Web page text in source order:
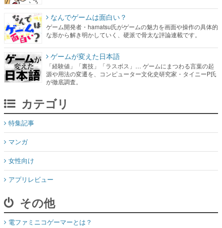
なんでゲームは面白い？
ゲーム開発者・hamatsu氏がゲームの魅力を画面や操作の具体的
な形から解き明かしていく、硬派で骨太な評論連載です。
ゲームが変えた日本語
「経験値」「裏技」「ラスボス」… ゲームにまつわる言葉の起
源や用法の変遷を、コンピューター文化史研究家・タイニーP氏
が徹底調査。
カテゴリ
特集記事
マンガ
女性向け
アプリレビュー
その他
電ファミニコゲーマーとは？